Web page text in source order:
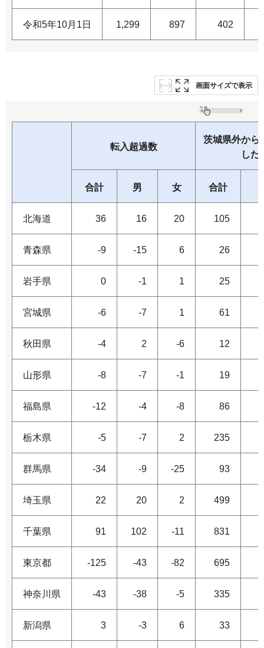
令和5年10月1日 1,299 897 402
画面サイズで表示
転入超過数
茨城県外から
した
合計 男 女 合計
北海道 36 16 20 105
青森県 -9 -15 6 26
岩手県 0 -1 1 25
宮城県 -6 -7 1 61
秋田県 -4 2 -6 12
山形県 -8 -7 -1 19
福島県 -12 -4 -8 86
栃木県 -5 -7 2 235
群馬県 -34 -9 -25 93
埼玉県 22 20 2 499
千葉県 91 102 -11 831
東京都 -125 -43 -82 695
神奈川県 -43 -38 -5 335
新潟県 3 -3 6 33